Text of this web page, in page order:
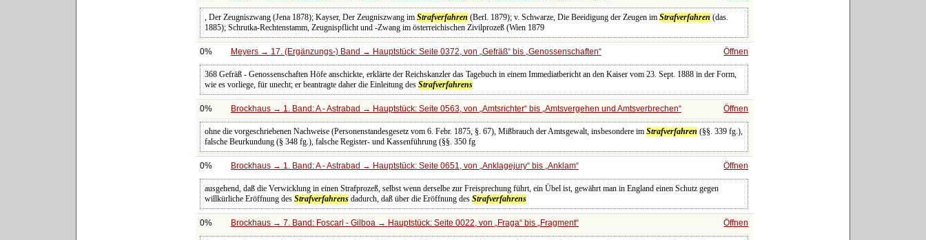
, Der Zeugniszwang (Jena 1878); Kayser, Der Zeugniszwang imStrafverfahren (Berl. 1879); v. Schwarze, Die Beeidigung der Zeugen imStrafverfahren (das.
1885); Schrutka-Rechtenstamm, Zeugnispflicht und -Zwang im österreichischen Zivilprozeß (Wien 1879
0% Meyers → 17. (Ergänzungs-) Band → Hauptstück: Seite 0372, von Gefräß bis Genossenschaften Öffnen
368 Gefräß - Genossenschaften Höfe anschickte, erklärte der Reichskanzler das Tagebuch in einem Immediatbericht an den Kaiser vom 23. Sept. 1888 in der Form,
wie es vorliege, für unecht; er beantragte daher die Einleitung desStrafverfahrens
0% Brockhaus → 1. Band: A - Astrabad → Hauptstück: Seite 0563, von Amtsrichter bis Amtsvergehen und Amtsverbrechen Öffnen
ohne die vorgeschriebenen Nachweise (Personenstandesgesetz vom 6. Febr. 1875, §. 67), Mißbrauch der Amtsgewalt, insbesondere imStrafverfahren (§§. 339 fg.),
falsche Beurkundung (§ 348 fg.), falsche Register- und Kassenführung (§§. 350 fg
0% Brockhaus → 1. Band: A - Astrabad → Hauptstück: Seite 0651, von Anklagejury bis Anklam Öffnen
ausgehend, daß die Verwicklung in einen Strafprozeß, selbst wenn derselbe zur Freisprechung führt, ein Übel ist, gewährt man in England einen Schutz gegen
willkürliche Eröffnung desStrafverfahrens dadurch, daß über die Eröffnung desStrafverfahrens
0% Brockhaus → 7. Band: Foscari - Gilboa → Hauptstück: Seite 0022, von Fraga bis Fragment Öffnen